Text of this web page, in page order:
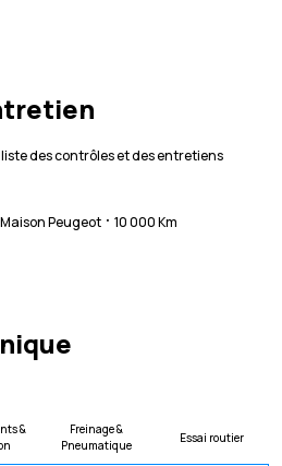
des contrôles et des entretiens
Maison Peugeot · 10 000 Km
&
Freinage &
Pneumatique
Essai routier